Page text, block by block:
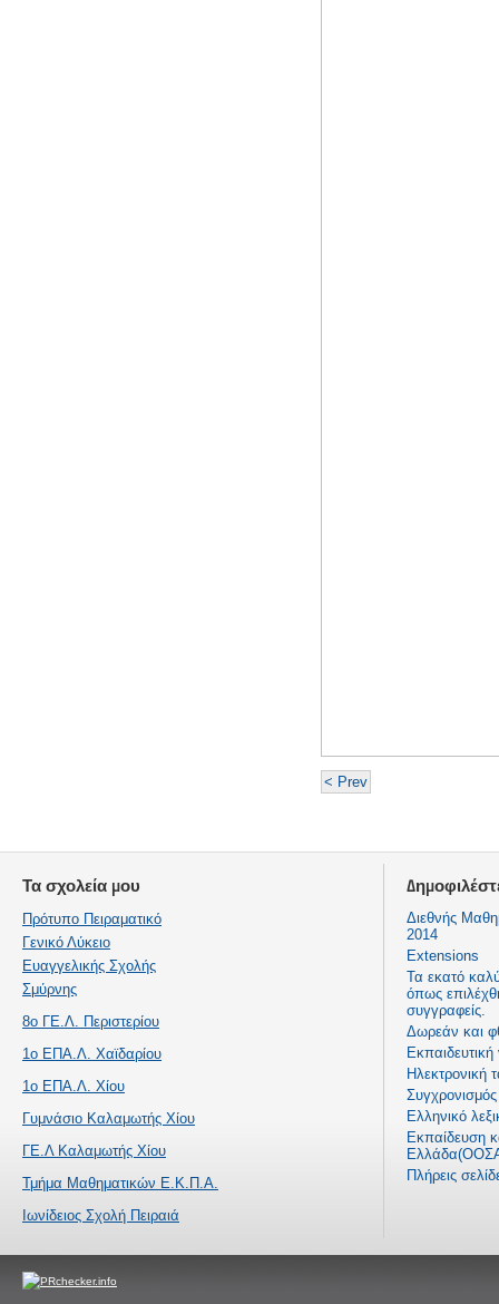
< Prev
Τα σχολεία μου
Πρότυπο Πειραματικό
Γενικό Λύκειο
Ευαγγελικής Σχολής
Σμύρνης
8ο ΓΕ.Λ. Περιστερίου
1ο ΕΠΑ.Λ. Χαϊδαρίου
1ο ΕΠΑ.Λ. Χίου
Γυμνάσιο Καλαμωτής Χίου
ΓΕ.Λ Καλαμωτής Χίου
Τμήμα Μαθηματικών Ε.Κ.Π.Α.
Ιωνίδειος Σχολή Πειραιά
Διεθνής
2014
Extensions
Τα εκατό
όπως
συγγραφείς.
Δωρεάν και
Ηλεκτρονική
Ελληνικό
Εκπαίδευση
Πλήρεις